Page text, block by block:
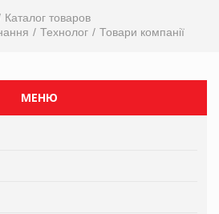
Каталог товаров
Технолог Товари компанії
МЕНЮ